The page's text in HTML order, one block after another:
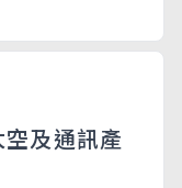
及通訊產